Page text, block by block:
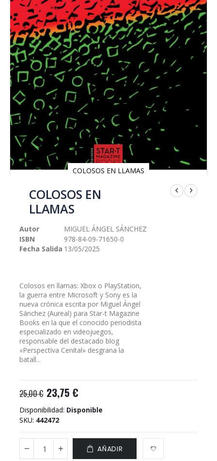
COLOSOS EN LLAMAS
comienzo
galería
imágenes
COLOSOS EN
LLAMAS
Autor
MIGUEL ÁNGEL SÁNCHEZ
ISBN
978-84-09-71650-0
Fecha Salida 13/05/2025
Colosos en llamas: Xbox o PlayStation,
la guerra entre Microsoft y Sony es la
nueva crónica escrita por Miguel Ángel
Sánchez (Aureal) para Star-t Magazine
Books en la que el conocido periodista
especializado en videojuegos,
responsable del destacado blog
«Perspectiva Cenital» desgrana la
batall...
25,00 € 23,75 €
Disponibilidad: Disponible
SKU 442472
AÑADIR